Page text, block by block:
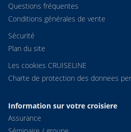
Questions fréquentes
Conditions générales de vente
Sécurité
Plan du site
Les cookies CRUISELINE
Charte de protection des donnees
Information sur votre croisiere
Assurance